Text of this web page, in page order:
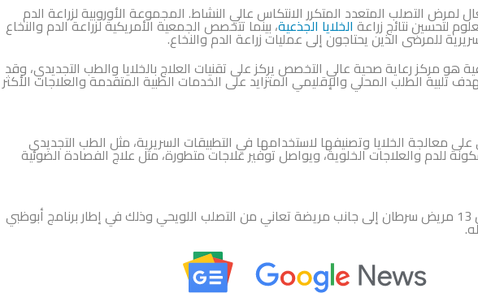
التصلب المتعدد المتكرر الانتكاس عالي النشاط. المجموعة الأوروبية لزراعة الدم
لتحسين نتائج زراعةالخلايا الجذعية، بينما تتخصص الجمعية الأمريكية لزراعة الدم والنخاع
للمرضى الذين يحتاجون إلى عمليات زراعة الدم والنخاع.
هو مركز رعاية صحية عالي التخصص يركز على تقنيات العلاج بالخلايا والطب التجديدي، وقد
في مارس 2019 بهدف تلبية الطلب المحلي والإقليمي المتزايد على الخدمات الطبية المتقدمة والعلاجات الأكثر
معالجة الخلايا وتصنيفها لاستخدامها في التطبيقات السريرية، مثل الطب التجديدي
للدم والعلاجات الخلوية، ويواصل توفير علاجات متطورة، مثل علاج الفصادة الضوئية
وقد عالج المركز حتى الآن 13 مريض سرطان إلى جانب مريضة تعاني من التصلب اللويحي وذلك في إطار برنامج أبوظبي